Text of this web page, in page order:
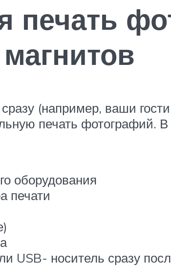
печать
(например, ваши
печать фотографий. В
оборудования
печати
USB- носитель сразу